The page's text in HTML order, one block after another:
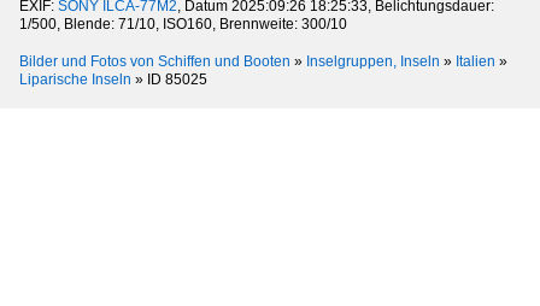
EXIF: SONY ILCA-77M2 , Datum 2025:09:26 18:25:33, Belichtungsdauer:
1/500, Blende: 71/10, ISO160, Brennweite: 300/10
Bilder und Fotos von Schiffen und Booten » Inselgruppen, Inseln » Italien »
Liparische Inseln » ID 85025